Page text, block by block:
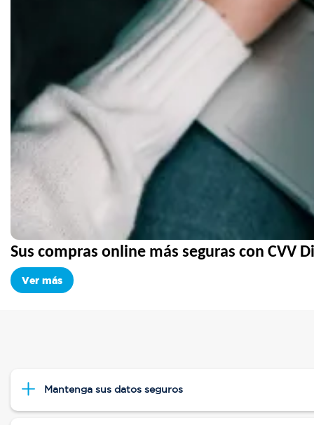
Sus compras online más seguras con CVV
Ver más
Mantenga sus datos seguros